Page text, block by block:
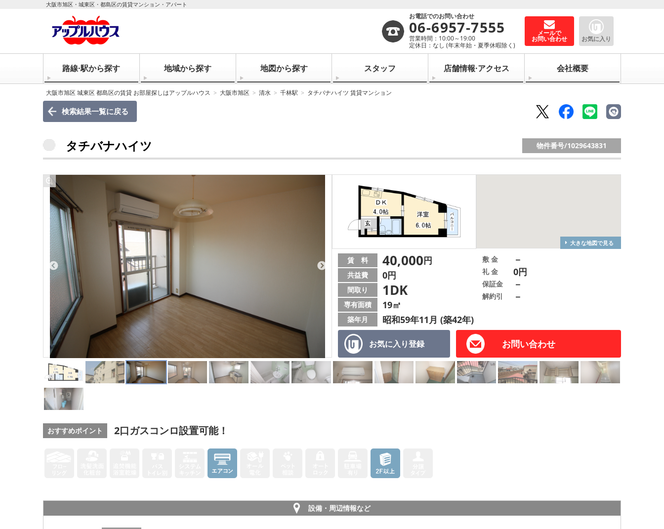
大阪市旭区・城東区・都島区の賃貸マンション・アパート
お電話でのお問い合わせ
06-6957-7555
営業時間：10:00～19:00
定休日：なし (年末年始・夏季休暇除く)
メールで
お問い合わせ お気に入り
路線·駅から探す 地域から探す 地図から探す スタッフ 店舗情報·アクセス 会社概要
大阪市旭区 城東区 都島区の賃貸 お部屋探しはアップルハウス 大阪市旭区 清水 千林駅 タチバナハイツ 賃貸マンション
検索結果一覧に戻る
タチバナハイツ 物件番号/1029643831
大きな地図で見る
お気に入り登録 お問い合わせ
賃 料 40,000円
共益費 0円
間取り 1DK
専有面積 19㎡
築年月 昭和59年11月 (築42年)
敷 金 －
礼 金 0円
保証金 －
解約引 －
おすすめポイント 2口ガスコンロ設置可能！
設備・周辺情報など